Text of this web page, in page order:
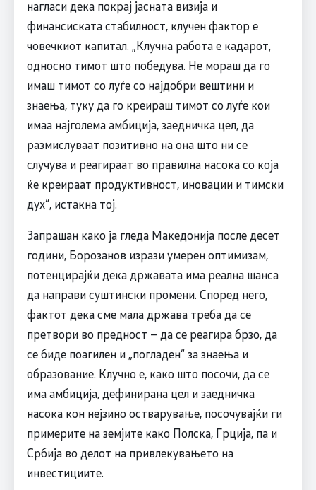
нагласи дека покрај јасната визија и
финансиската стабилност, клучен фактор е
човечкиот капитал. „Клучна работа е кадарот,
односно тимот што победува. Не мораш да го
имаш тимот со луѓе со најдобри вештини и
знаења, туку да го креираш тимот со луѓе кои
имаа најголема амбиција, заедничка цел, да
размислуваат позитивно на она што ни се
случува и реагираат во правилна насока со која
ќе креираат продуктивност, иновации и тимски
дух“, истакна тој.
Запрашан како ја гледа Македонија после десет
години, Борозанов изрази умерен оптимизам,
потенцирајќи дека државата има реална шанса
да направи суштински промени. Според него,
фактот дека сме мала држава треба да се
претвори во предност – да се реагира брзо, да
се биде поагилен и „погладен“ за знаења и
образование. Клучно е, како што посочи, да се
има амбиција, дефинирана цел и заедничка
насока кон нејзино остварување, посочувајќи ги
примерите на земјите како Полска, Грција, па и
Србија во делот на привлекувањето на
инвестициите.